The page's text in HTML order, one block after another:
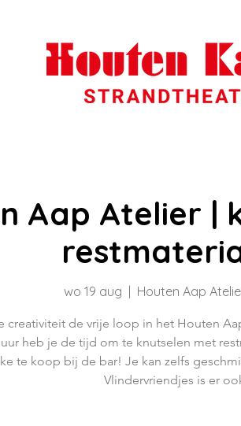
Aap Atelier |
wo 19 aug Houten Aap
creativiteit de vrije loop in het Houten
uur heb je de tijd om te knutselen met
te koop bij de bar! Je kan zelfs
Vlindervriendjes is er